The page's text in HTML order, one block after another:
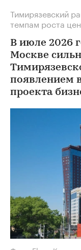
Тимирязевский
темпам роста
В июле 2026
Москве
появлением
проекта